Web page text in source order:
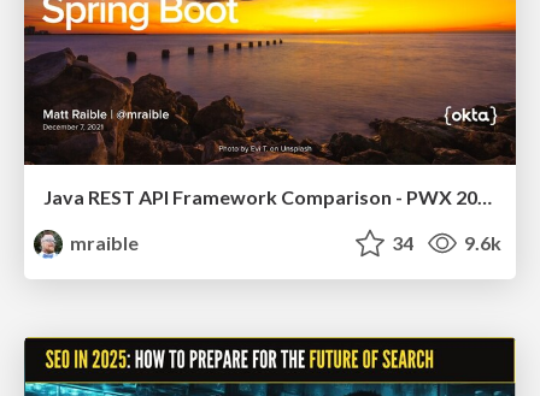
mraible
34 9.6k